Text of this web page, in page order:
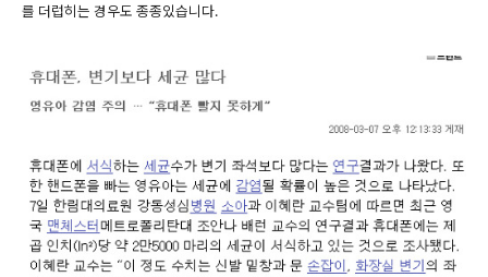
를 더럽히는 경우도 종종있습니다.